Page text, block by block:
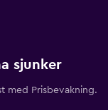
sjunker
med Prisbevakning.